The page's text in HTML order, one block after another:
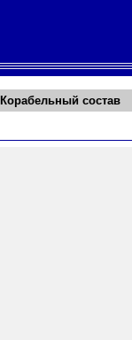
Корабельный состав